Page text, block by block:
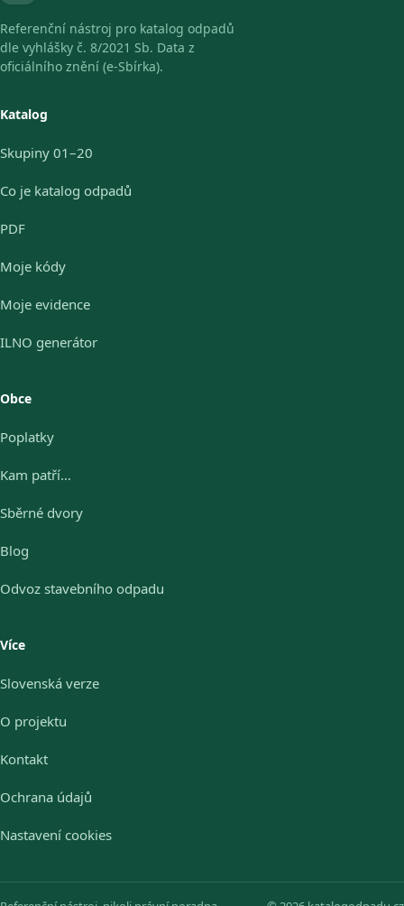
Referenční nástroj pro katalog odpadů
dle vyhlášky č. 8/2021 Sb. Data z
oficiálního znění (e-Sbírka).
Katalog
Skupiny 01–20
Co je katalog odpadů
PDF
Moje kódy
Moje evidence
ILNO generátor
Obce
Poplatky
Kam patří…
Sběrné dvory
Blog
Odvoz stavebního odpadu
Více
Slovenská verze
O projektu
Kontakt
Ochrana údajů
Nastavení cookies